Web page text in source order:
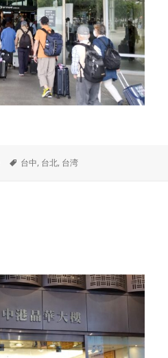
タ
台中, 台北, 台湾